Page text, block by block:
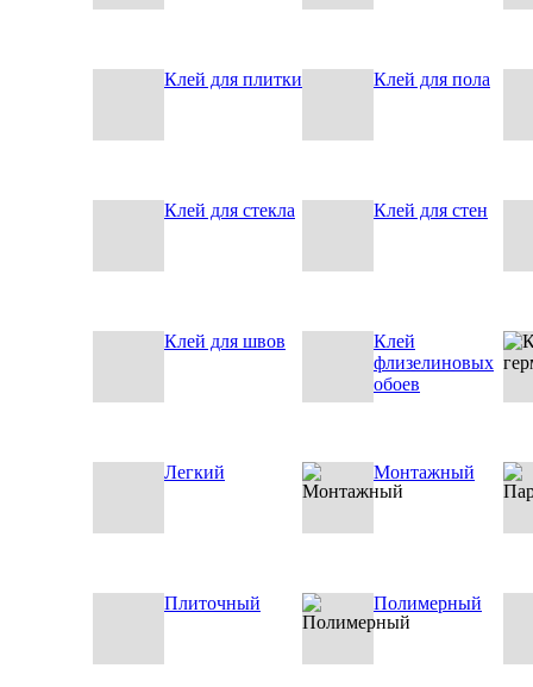
Клей для плитки Клей для пола
Клей для стекла Клей для стен
Клей для швов
Клей
флизелиновых
обоев
Легкий Монтажный
Плиточный Полимерный